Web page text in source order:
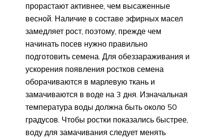
прорастают активнее, чем высаженные
весной. Наличие в составе эфирных масел
замедляет рост, поэтому, прежде чем
начинать посев нужно правильно
подготовить семена. Для обеззараживания и
ускорения появления ростков семена
оборачиваются в марлевую ткань и
замачиваются в воде на 3 дня. Изначальная
температура воды должна быть около 50
градусов. Чтобы ростки показались быстрее,
воду для замачивания следует менять